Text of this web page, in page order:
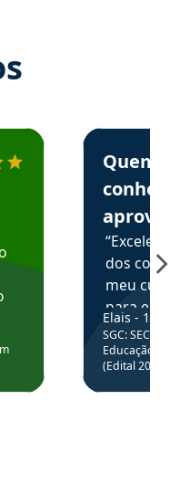
Concursos em
Estudante
Quem
aprova
dos
meu
para
colocar
através
de
Elais - 15/
SGC: SEC BA
Educação
(Edital